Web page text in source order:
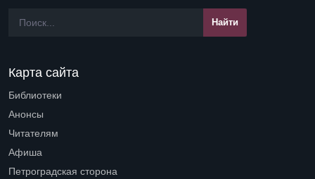
Карта сайта
Библиотеки
Анонсы
Читателям
Афиша
Петроградская сторона